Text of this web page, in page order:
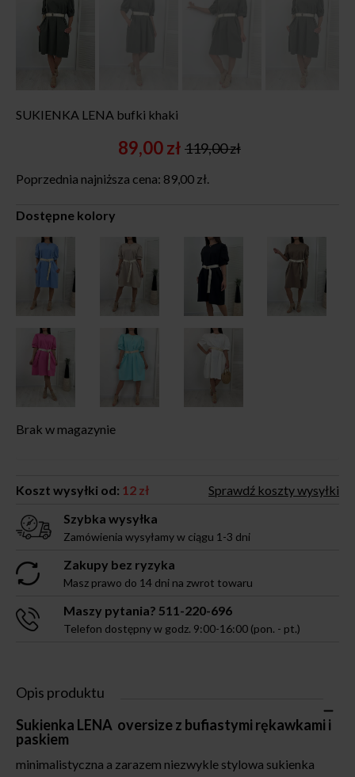
SUKIENKA LENA bufki khaki
119,00zł
Original
price
was:
89,00złCurrent
price
is:
Poprzednia najniższa cena: 89,00 zł.
Dostępne kolory
Brak w magazynie
Koszt wysyłki od: 12 zł
Sprawdź koszty wysyłki
Szybka wysyłka
Zamówienia wysyłamy w ciągu 1-3 dni
Zakupy bez ryzyka
Masz prawo do 14 dni na zwrot towaru
Maszy pytania? 511-220-696
Telefon dostępny w godz. 9:00-16:00 (pon. - pt.)
Opis produktu
Sukienka LENA oversize z bufiastymi rękawkami i
paskiem
minimalistyczna a zarazem niezwykle stylowa sukienka